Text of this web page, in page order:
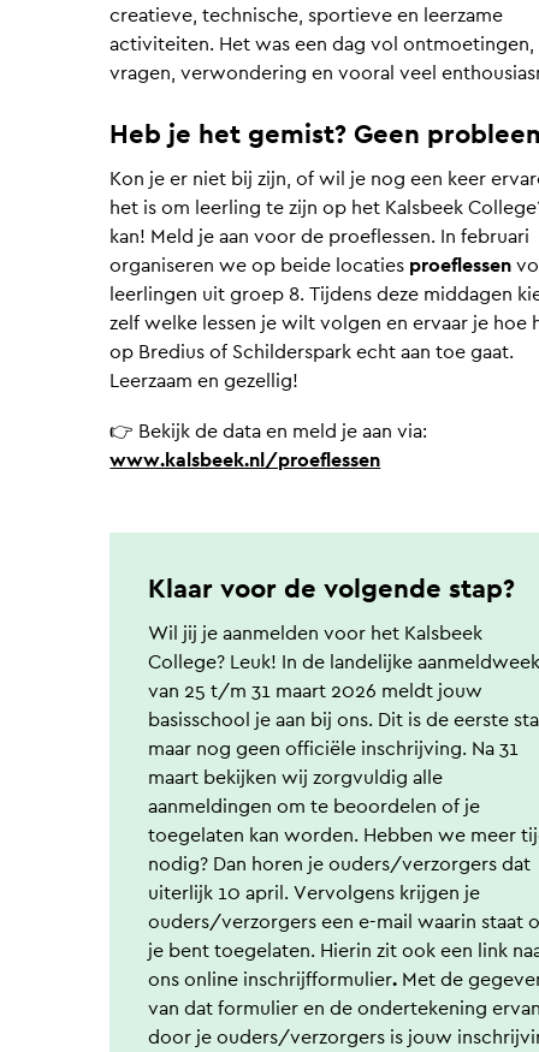
creatieve, technische, sportieve en leerzame
activiteiten. Het was een dag vol ontmoetingen,
vragen, verwondering en vooral veel
Heb je het gemist? Geen
Kon je er niet bij zijn, of wil je nog een keer
het is om leerling te zijn op het Kalsbeek
kan! Meld je aan voor de proeflessen. In februari
organiseren we op beide locaties proeflessen
leerlingen uit groep 8. Tijdens deze middagen
zelf welke lessen je wilt volgen en ervaar je hoe
op Bredius of Schilderspark echt aan toe gaat.
Leerzaam en gezellig!
👉 Bekijk de data en meld je aan via:
www.kalsbeek.nl/proeflessen
Klaar voor de volgende stap?
Wil jij je aanmelden voor het Kalsbeek
College? Leuk! In de landelijke
van 25 t/m 31 maart 2026 meldt jouw
basisschool je aan bij ons. Dit is de eerste
maar nog geen officiële inschrijving. Na 31
maart bekijken wij zorgvuldig alle
aanmeldingen om te beoordelen of je
toegelaten kan worden. Hebben we meer
nodig? Dan horen je ouders/verzorgers dat
uiterlijk 10 april. Vervolgens krijgen je
ouders/verzorgers een e-mail waarin staat
je bent toegelaten. Hierin zit ook een link
ons online inschrijfformulier. Met de
van dat formulier en de ondertekening
door je ouders/verzorgers is jouw